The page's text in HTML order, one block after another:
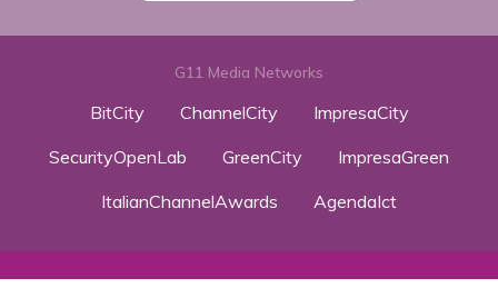
G11 Media Networks
BitCity ChannelCity
ImpresaCity
SecurityOpenLab
GreenCity
ImpresaGreen
ItalianChannelAwards
AgendaIct